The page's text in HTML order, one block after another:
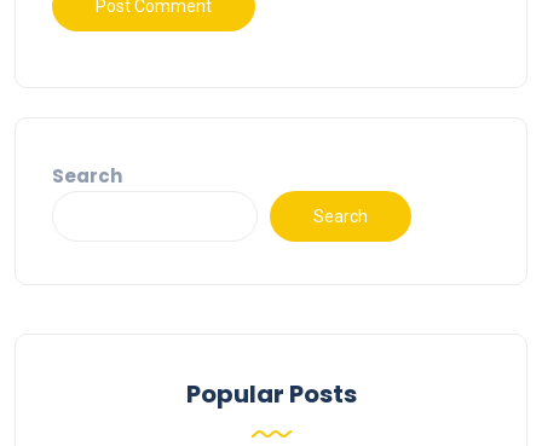
Search
Search
Popular Posts